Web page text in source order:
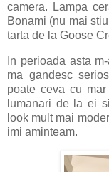
camera. Lampa
Bonami (nu mai
tarta de la Goose
In perioada asta
ma gandesc
poate ceva cu
lumanari de la ei
look mult mai
imi aminteam.